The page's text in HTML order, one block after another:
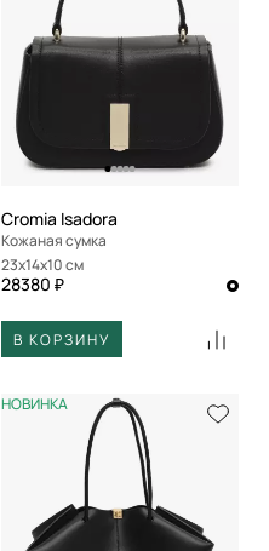
Cromia Isadora
Кожаная сумка
23x14x10 см
28380 ₽
В КОРЗИНУ
НОВИНКА